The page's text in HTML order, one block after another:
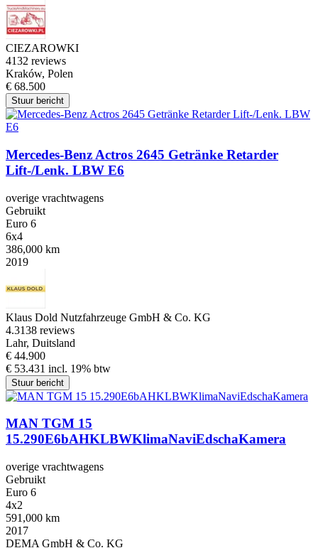
CIEZAROWKI
4132 reviews
Kraków, Polen
€ 68.500
Stuur bericht
Mercedes-Benz Actros 2645 Getränke Retarder
Lift-/Lenk. LBW E6
overige vrachtwagens
Gebruikt
Euro 6
6x4
386,000 km
2019
Klaus Dold Nutzfahrzeuge GmbH & Co. KG
4.3138 reviews
Lahr, Duitsland
€ 44.900
€ 53.431 incl. 19% btw
Stuur bericht
MAN TGM 15
15.290E6bAHKLBWKlimaNaviEdschaKamera
overige vrachtwagens
Gebruikt
Euro 6
4x2
591,000 km
2017
DEMA GmbH & Co. KG